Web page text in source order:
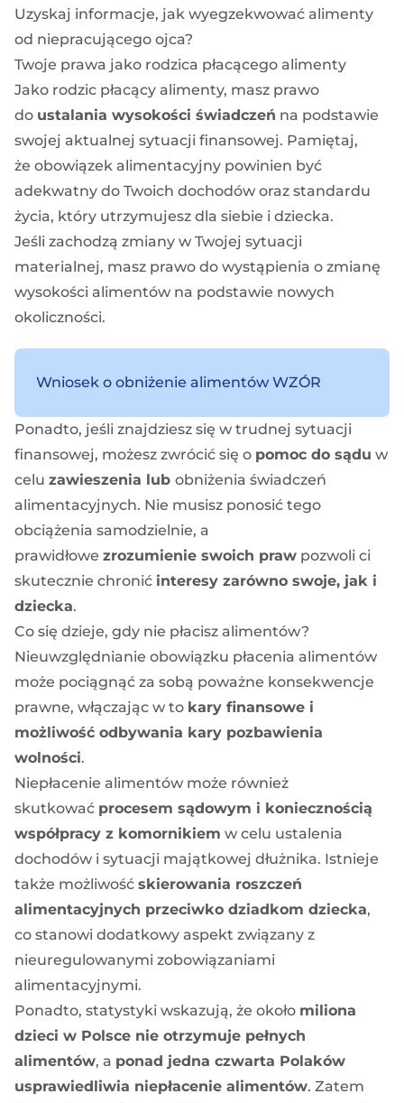
Uzyskaj informacje, jak wyegzekwować alimenty
od niepracującego ojca?
Twoje prawa jako rodzica płacącego alimenty
Jako rodzic płacący alimenty, masz prawo
do ustalania wysokości świadczeń na podstawie
swojej aktualnej sytuacji finansowej. Pamiętaj,
że obowiązek alimentacyjny powinien być
adekwatny do Twoich dochodów oraz standardu
życia, który utrzymujesz dla siebie i dziecka.
Jeśli zachodzą zmiany w Twojej sytuacji
materialnej, masz prawo do wystąpienia o zmianę
wysokości alimentów na podstawie nowych
okoliczności.
Wniosek o obniżenie alimentów WZÓR
Ponadto, jeśli znajdziesz się w trudnej sytuacji
finansowej, możesz zwrócić się o pomoc do sądu w
celu zawieszenia lub obniżenia świadczeń
alimentacyjnych. Nie musisz ponosić tego
obciążenia samodzielnie, a
prawidłowe zrozumienie swoich praw pozwoli ci
skutecznie chronić interesy zarówno swoje, jak i
dziecka.
Co się dzieje, gdy nie płacisz alimentów?
Nieuwzględnianie obowiązku płacenia alimentów
może pociągnąć za sobą poważne konsekwencje
prawne, włączając w to kary finansowe i
możliwość odbywania kary pozbawienia
wolności.
Niepłacenie alimentów może również
skutkować procesem sądowym i koniecznością
współpracy z komornikiem w celu ustalenia
dochodów i sytuacji majątkowej dłużnika. Istnieje
także możliwość skierowania roszczeń
alimentacyjnych przeciwko dziadkom dziecka,
co stanowi dodatkowy aspekt związany z
nieuregulowanymi zobowiązaniami
alimentacyjnymi.
Ponadto, statystyki wskazują, że około miliona
dzieci w Polsce nie otrzymuje pełnych
alimentów, a ponad jedna czwarta Polaków
usprawiedliwia niepłacenie alimentów. Zatem